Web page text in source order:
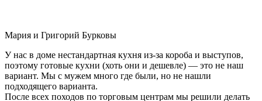
Мария и Григорий Бурковы
У нас в доме нестандартная кухня из-за короба и выступов,
поэтому готовые кухни (хоть они и дешевле) — это не наш
вариант. Мы с мужем много где были, но не нашли
подходящего варианта.
После всех походов по торговым центрам мы решили делать